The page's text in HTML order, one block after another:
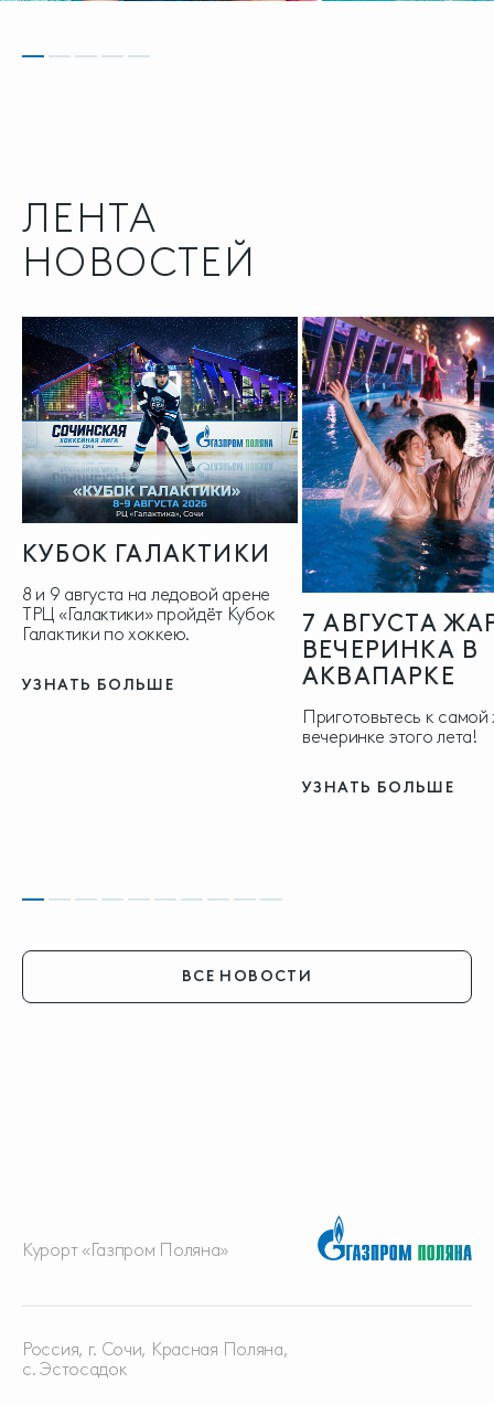
ЛЕНТА
НОВОСТЕЙ
КУБОК ГАЛАКТИКИ
8 и 9 августа на ледовой арене
ТРЦ «Галактики» пройдёт Кубок
Галактики по хоккею.
УЗНАТЬ БОЛЬШЕ
7 АВГУСТА
ВЕЧЕРИНКА В
АКВАПАРКЕ
Приготовьтесь к
вечеринке этого лета!
УЗНАТЬ БОЛЬШЕ
ВСЕ НОВОСТИ
Курорт «Газпром Поляна»
Россия, г. Сочи, Красная Поляна,
с. Эстосадок